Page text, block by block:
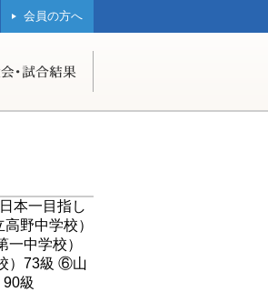
会員の方へ
本一目指し
野中学校）
中学校）
）73級 ⑥山
級